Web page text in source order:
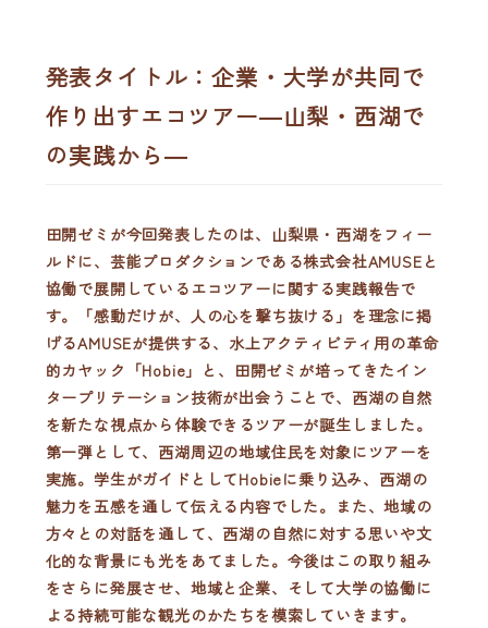
発表タイトル：企業・大学が共同で
作り出すエコツアー―山梨・西湖で
の実践から―
田開ゼミが今回発表したのは、 山梨県・西湖をフィー
ルドに、芸能プロダクションである株式会社AMUSE と
協働で展開しているエコツアーに関する実践報告で
す。「感動だけが、人の心を撃ち抜ける」を理念に掲
げるAMUSEが提供する、水上アクティビティ用の革命
的カヤック「Hobie」と、田開ゼミが培ってきたイン
タープリテーション技術が出会うことで、西湖の自然
を新たな視点から体験できるツアーが誕生しました。
第一弾として、西湖周辺の地域住民を対象にツアーを
実施。学生がガイドとしてHobieに乗り込み、西湖の
魅力を五感を通して伝える内容でした。また、地域の
方々との対話を通して、西湖の自然に対する思いや文
化的な背景にも光をあてました。今後はこの取り組み
をさらに発展させ、 地域と企業、そして大学の協働に
よる持続可能な観光のかたちを模索していきます。